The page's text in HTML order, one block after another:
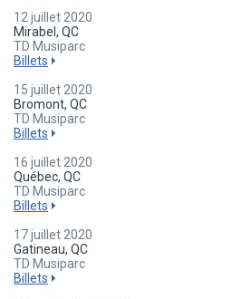
12 juillet 2020
Mirabel, QC
TD Musiparc
Billets
15 juillet 2020
Bromont, QC
TD Musiparc
Billets
16 juillet 2020
Québec, QC
TD Musiparc
Billets
17 juillet 2020
Gatineau, QC
TD Musiparc
Billets